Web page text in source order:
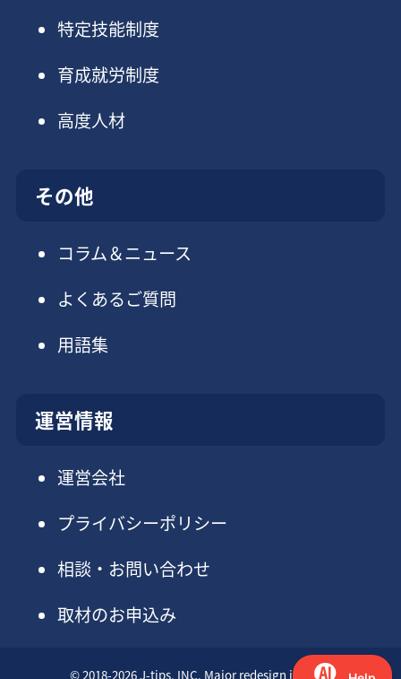
特定技能制度
育成就労制度
高度人材
その他
コラム＆ニュース
よくあるご質問
用語集
運営情報
運営会社
プライバシーポリシー
相談・お問い合わせ
取材のお申込み
© 2018-2026 J-tips, INC. Major redesign in 2025.